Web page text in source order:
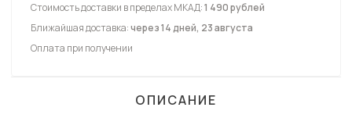
Стоимость доставки в пределах МКАД:1 490 рублей
Ближайшая доставка:через 14 дней, 23 августа
Оплата при получении
ОПИСАНИЕ